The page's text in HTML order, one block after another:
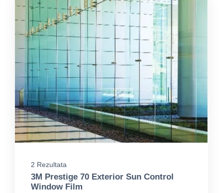
2 Rezultata
3M Prestige 70 Exterior Sun Control
Window Film